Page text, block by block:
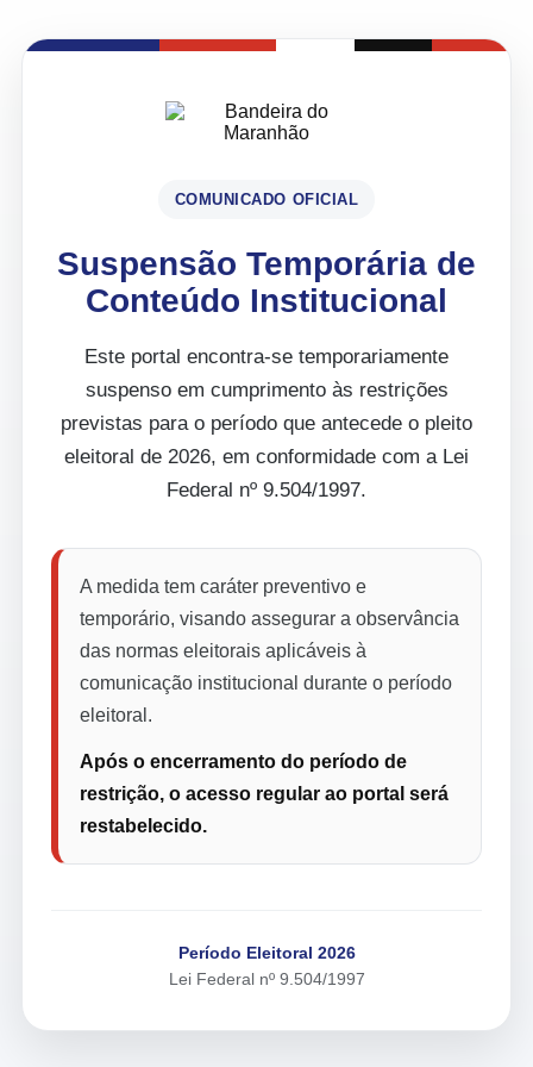
COMUNICADO OFICIAL
Suspensão Temporária de
Conteúdo Institucional
Este portal encontra-se temporariamente
suspenso em cumprimento às restrições
previstas para o período que antecede o pleito
eleitoral de 2026, em conformidade com a Lei
Federal nº 9.504/1997.
A medida tem caráter preventivo e
temporário, visando assegurar a observância
das normas eleitorais aplicáveis à
comunicação institucional durante o período
eleitoral.
Após o encerramento do período de
restrição, o acesso regular ao portal será
restabelecido.
Período Eleitoral 2026
Lei Federal nº 9.504/1997